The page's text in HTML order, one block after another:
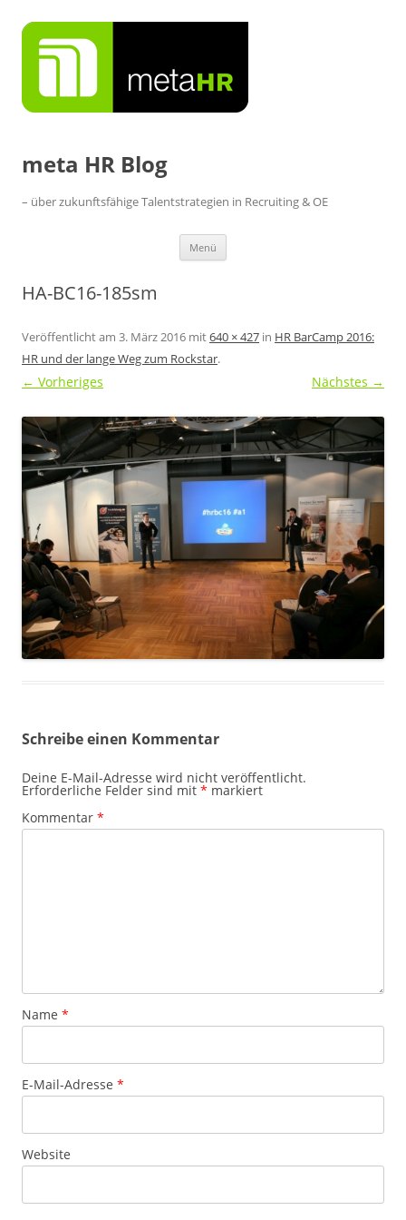
Inhalt
springen
meta HR Blog
– über zukunftsfähige Talentstrategien in Recruiting & OE
Menü
HA-BC16-185sm
Veröffentlicht am 3. März 2016 mit640 × 427 in HR BarCamp 2016:
HR und der lange Weg zum Rockstar.
← Vorheriges Nächstes →
Schreibe einen Kommentar
Deine E-Mail-Adresse wird nicht veröffentlicht.
Erforderliche Felder sind mit * markiert
Kommentar *
Name *
E-Mail-Adresse *
Website